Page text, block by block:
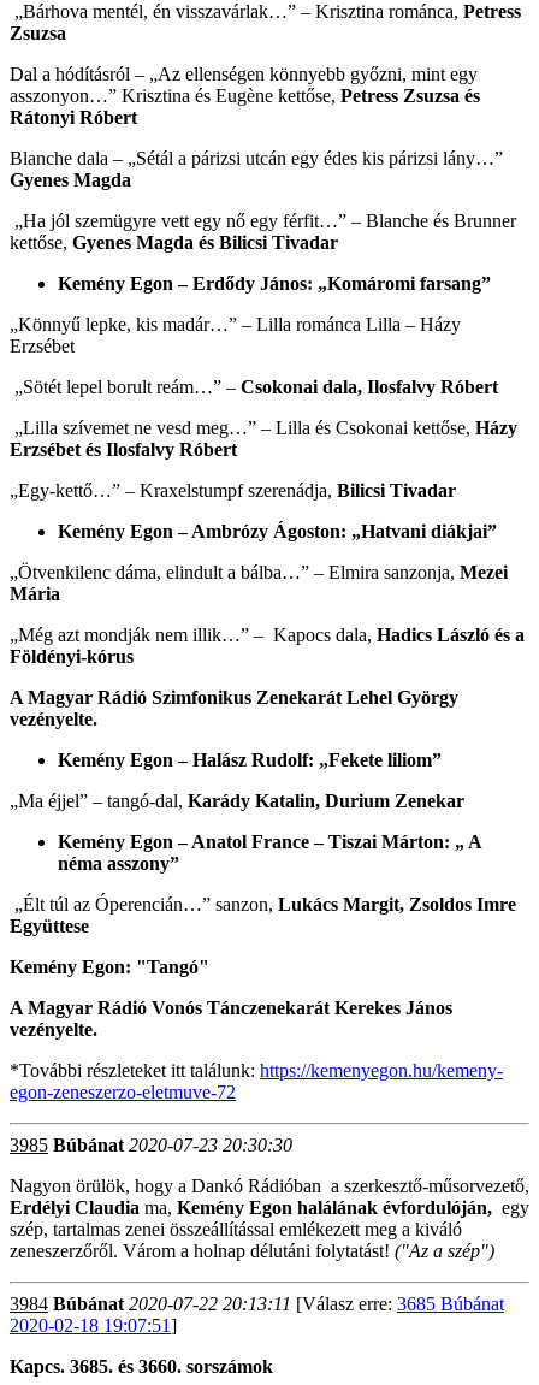
„Bárhova mentél, én visszavárlak…” – Krisztina románca, Petress
Zsuzsa
Dal a hódításról – „Az ellenségen könnyebb győzni, mint egy
asszonyon…” Krisztina és Eugène kettőse, Petress Zsuzsa és
Rátonyi Róbert
Blanche dala – „Sétál a párizsi utcán egy édes kis párizsi lány…”
Gyenes Magda
„Ha jól szemügyre vett egy nő egy férfit…” – Blanche és Brunner
kettőse, Gyenes Magda és Bilicsi Tivadar
Kemény Egon – Erdődy János: „Komáromi farsang”
„Könnyű lepke, kis madár…” – Lilla románca Lilla – Házy
Erzsébet
„Sötét lepel borult reám…” – Csokonai dala, Ilosfalvy Róbert
„Lilla szívemet ne vesd meg…” – Lilla és Csokonai kettőse, Házy
Erzsébet és Ilosfalvy Róbert
„Egy-kettő…” – Kraxelstumpf szerenádja, Bilicsi Tivadar
Kemény Egon – Ambrózy Ágoston: „Hatvani diákjai”
„Ötvenkilenc dáma, elindult a bálba…” – Elmira sanzonja, Mezei
Mária
„Még azt mondják nem illik…” – Kapocs dala, Hadics László és a
Földényi-kórus
A Magyar Rádió Szimfonikus Zenekarát Lehel György
vezényelte.
Kemény Egon – Halász Rudolf: „Fekete liliom”
„Ma éjjel” – tangó-dal, Karády Katalin, Durium Zenekar
Kemény Egon – Anatol France – Tiszai Márton: „ A
néma asszony”
„Élt túl az Óperencián…” sanzon, Lukács Margit, Zsoldos Imre
Együttese
Kemény Egon: "Tangó"
A Magyar Rádió Vonós Tánczenekarát Kerekes János
vezényelte.
*További részleteket itt találunk: https://kemenyegon.hu/kemeny-
egon-zeneszerzo-eletmuve-72
3985 Búbánat 2020-07-23 20:30:30
Nagyon örülök, hogy a Dankó Rádióban a szerkesztő-műsorvezető,
Erdélyi Claudia ma, Kemény Egon halálának évfordulóján, egy
szép, tartalmas zenei összeállítással emlékezett meg a kiváló
zeneszerzőről. Várom a holnap délutáni folytatást! ("Az a szép")
3984 Búbánat 2020-07-22 20:13:11 [Válasz erre: 3685 Búbánat
2020-02-18 19:07:51]
Kapcs. 3685. és 3660. sorszámok